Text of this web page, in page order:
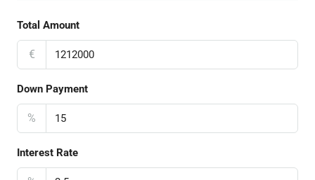
Total Amount
€
Down Payment
%
Interest Rate